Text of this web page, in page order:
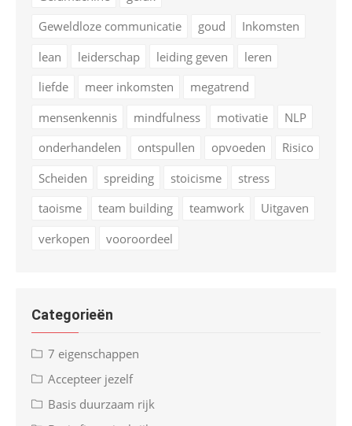
Geweldloze communicatie
goud
Inkomsten
lean
leiderschap leiding geven
leren
liefde
meer inkomsten
megatrend
mensenkennis
mindfulness motivatie
NLP
onderhandelen
ontspullen opvoeden
Risico
Scheiden
spreiding stoicisme
stress
taoisme
team building teamwork
Uitgaven
verkopen
vooroordeel
Categorieën
7 eigenschappen
Accepteer jezelf
Basis duurzaam rijk